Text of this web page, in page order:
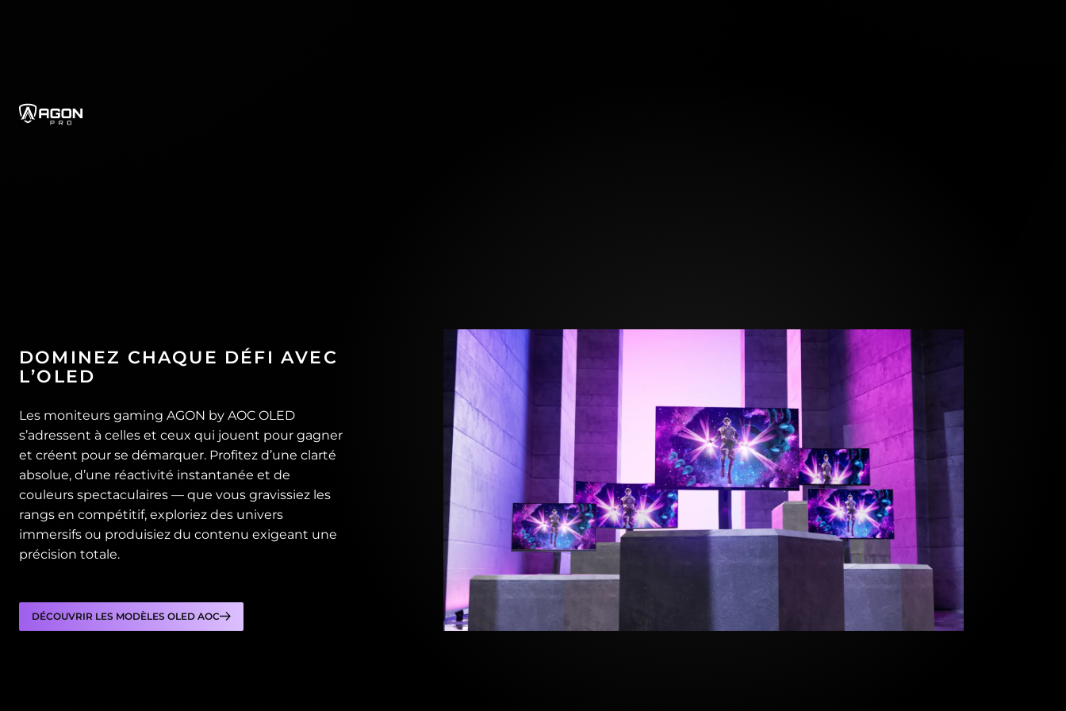
DOMINEZ CHAQUE DÉFI AVEC
L’OLED
Les moniteurs gaming AGON by AOC OLED
s’adressent à celles et ceux qui jouent pour gagner
et créent pour se démarquer. Profitez d’une clarté
absolue, d’une réactivité instantanée et de
couleurs spectaculaires — que vous gravissiez les
rangs en compétitif, exploriez des univers
immersifs ou produisiez du contenu exigeant une
précision totale.
DÉCOUVRIR LES MODÈLES OLED AOC